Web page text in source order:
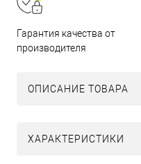
Гарантия качества от
производителя
ОПИСАНИЕ ТОВАРА
ХАРАКТЕРИСТИКИ